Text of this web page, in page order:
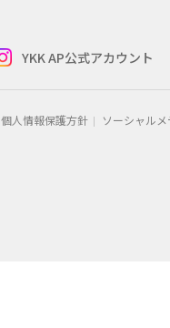
YKK AP公式アカウント
個人情報保護方針 ソーシャル